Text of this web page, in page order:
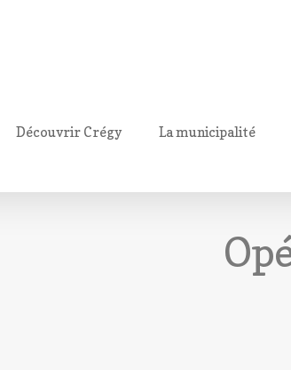
Découvrir Crégy La municipalité